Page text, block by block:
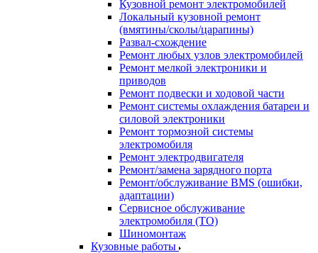
Кузовной ремонт электромобилей
Локальный кузовной ремонт
(вмятины/сколы/царапины)
Развал-схождение
Ремонт любых узлов электромобилей
Ремонт мелкой электроники и
приводов
Ремонт подвески и ходовой части
Ремонт системы охлаждения батареи и
силовой электроники
Ремонт тормозной системы
электромобиля
Ремонт электродвигателя
Ремонт/замена зарядного порта
Ремонт/обслуживание BMS (ошибки,
адаптации)
Сервисное обслуживание
электромобиля (ТО)
Шиномонтаж
Кузовные работы